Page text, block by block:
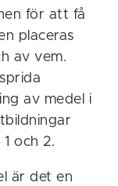
för att få
placeras
av vem.
av medel i
och 2.
är det en